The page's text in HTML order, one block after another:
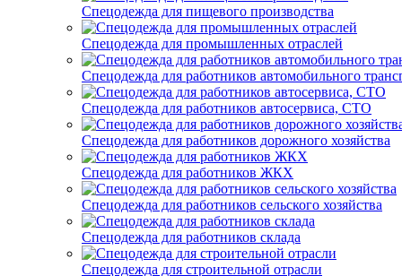
Спецодежда для пищевого производства
Спецодежда для промышленных отраслей
Спецодежда для работников автомобильного
Спецодежда для работников автосервиса, СТО
Спецодежда для работников дорожного хозяйства
Спецодежда для работников ЖКХ
Спецодежда для работников сельского хозяйства
Спецодежда для работников склада
Спецодежда для строительной отрасли